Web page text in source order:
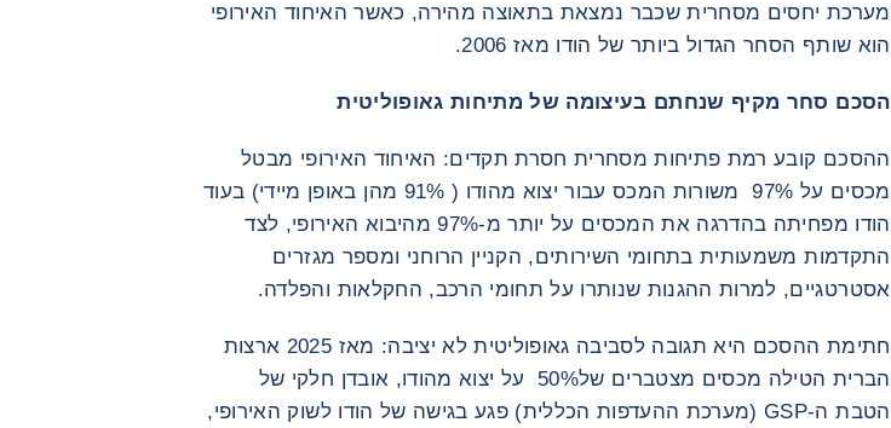
מערכת יחסים מסחרית שכבר נמצאת בתאוצה מהירה, כאשר האיחוד האירופי
הוא שותף הסחר הגדול ביותר של הודו מאז 2006.
הסכם סחר מקיף שנחתם בעיצומה של מתיחות גאופוליטית
ההסכם קובע רמת פתיחות מסחרית חסרת תקדים: האיחוד האירופי מבטל
מכסים על 97% משורות המכס עבור יצוא מהודו ( 91% מהן באופן מיידי) בעוד
הודו מפחיתה בהדרגה את המכסים על יותר מ-97% מהיבוא האירופי, לצד
התקדמות משמעותית בתחומי השירותים, הקניין הרוחני ומספר מגזרים
אסטרטגיים, למרות ההגנות שנותרו על תחומי הרכב, החקלאות והפלדה.
חתימת ההסכם היא תגובה לסביבה גאופוליטית לא יציבה: מאז 2025 ארצות
הברית הטילה מכסים מצטברים של50% על יצוא מהודו, אובדן חלקי של
הטבת ה-GSP (מערכת ההעדפות הכללית) פגע בגישה של הודו לשוק האירופי,